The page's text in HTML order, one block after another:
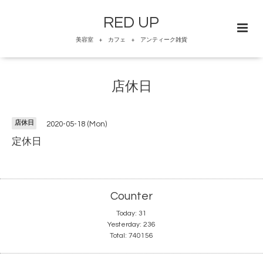
RED UP
美容室 + カフェ + アンティーク雑貨
店休日
店休日 2020-05-18 (Mon)
定休日
Counter
Today: 31
Yesterday: 236
Total: 740156